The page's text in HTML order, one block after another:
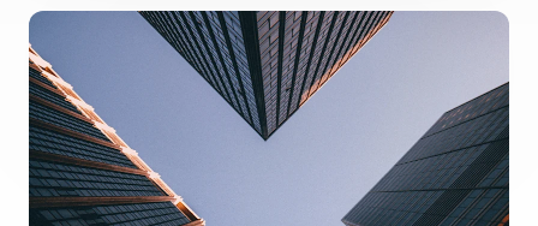
团队
投资组合
Insights